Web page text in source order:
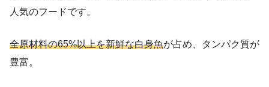
人気のフードです。
全原材料の65%以上を新鮮な白身魚が占め、タンパク質が
豊富。